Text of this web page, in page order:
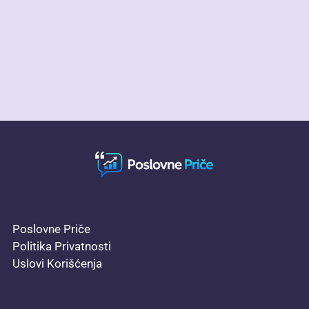
Poslovne Priče
Politika Privatnosti
Uslovi Korišćenja